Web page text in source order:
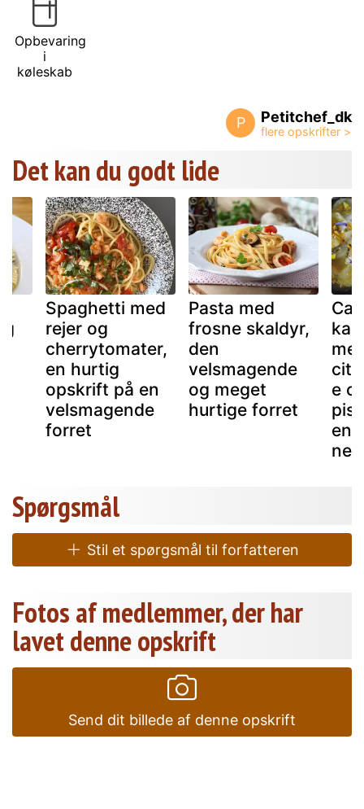
Opbevaring
i
køleskab
P Petitchef_dk
Det kan du godt lide
Spaghetti med
rejer og
cherrytomater,
en hurtig
opskrift på en
velsmagende
forret
Pasta med
frosne skaldyr,
den
velsmagende
og meget
hurtige forret
e
en
Spørgsmål
Stil et spørgsmål til forfatteren
Fotos af medlemmer, der har
lavet denne opskrift
Send dit billede af denne opskrift